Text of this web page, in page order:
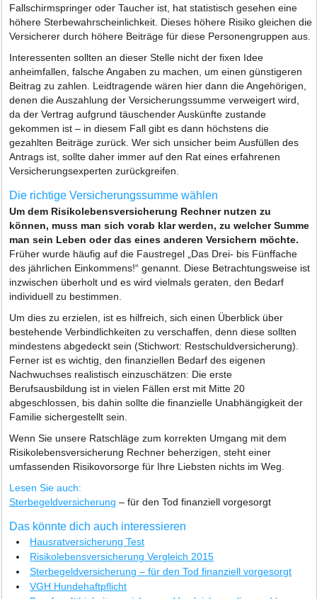
Fallschirmspringer oder Taucher ist, hat statistisch gesehen eine
höhere Sterbewahrscheinlichkeit. Dieses höhere Risiko gleichen die
Versicherer durch höhere Beiträge für diese Personengruppen aus.
Interessenten sollten an dieser Stelle nicht der fixen Idee
anheimfallen, falsche Angaben zu machen, um einen günstigeren
Beitrag zu zahlen. Leidtragende wären hier dann die Angehörigen,
denen die Auszahlung der Versicherungssumme verweigert wird,
da der Vertrag aufgrund täuschender Auskünfte zustande
gekommen ist – in diesem Fall gibt es dann höchstens die
gezahlten Beiträge zurück. Wer sich unsicher beim Ausfüllen des
Antrags ist, sollte daher immer auf den Rat eines erfahrenen
Versicherungsexperten zurückgreifen.
Die richtige Versicherungssumme wählen
Um dem Risikolebensversicherung Rechner nutzen zu
können, muss man sich vorab klar werden, zu welcher Summe
man sein Leben oder das eines anderen Versichern möchte.
Früher wurde häufig auf die Faustregel „Das Drei- bis Fünffache
des jährlichen Einkommens!“ genannt. Diese Betrachtungsweise ist
inzwischen überholt und es wird vielmals geraten, den Bedarf
individuell zu bestimmen.
Um dies zu erzielen, ist es hilfreich, sich einen Überblick über
bestehende Verbindlichkeiten zu verschaffen, denn diese sollten
mindestens abgedeckt sein (Stichwort: Restschuldversicherung).
Ferner ist es wichtig, den finanziellen Bedarf des eigenen
Nachwuchses realistisch einzuschätzen: Die erste
Berufsausbildung ist in vielen Fällen erst mit Mitte 20
abgeschlossen, bis dahin sollte die finanzielle Unabhängigkeit der
Familie sichergestellt sein.
Wenn Sie unsere Ratschläge zum korrekten Umgang mit dem
Risikolebensversicherung Rechner beherzigen, steht einer
umfassenden Risikovorsorge für Ihre Liebsten nichts im Weg.
Lesen Sie auch:
Sterbegeldversicherung – für den Tod finanziell vorgesorgt
Das könnte dich auch interessieren
Hausratversicherung Test
Risikolebensversicherung Vergleich 2015
Sterbegeldversicherung – für den Tod finanziell vorgesorgt
VGH Hundehaftpflicht